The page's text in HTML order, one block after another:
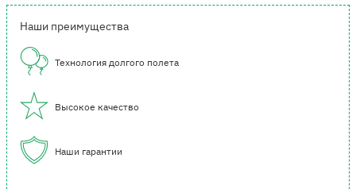
Наши преимущества
Технология долгого полета
Высокое качество
Наши гарантии